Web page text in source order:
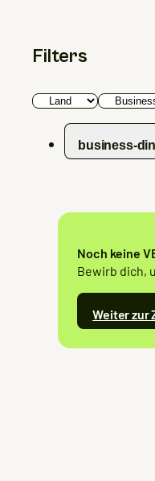
Filters
business-
Noch keine
Bewirb dich,
Weiter zur